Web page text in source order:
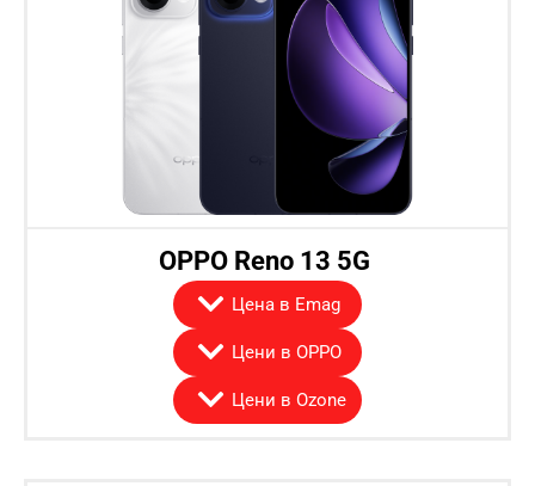
OPPO Reno 13 5G
Цена в Emag
Цени в OPPO
Цени в Ozone